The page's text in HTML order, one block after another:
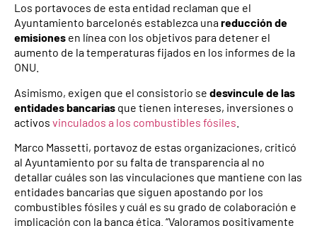
Los portavoces de esta entidad reclaman que el
Ayuntamiento barcelonés establezca unareducción de
emisiones en línea con los objetivos para detener el
aumento de la temperaturas fijados en los informes de la
ONU.
Asimismo, exigen que el consistorio se desvincule de las
entidades bancarias que tienen intereses, inversiones o
activos vinculados a los combustibles fósiles
Marco Massetti, portavoz de estas organizaciones, criticó
al Ayuntamiento por su falta de transparencia al no
detallar cuáles son las vinculaciones que mantiene con las
entidades bancarias que siguen apostando por los
combustibles fósiles y cuál es su grado de colaboración e
implicación con la banca ética. “Valoramos positivamente